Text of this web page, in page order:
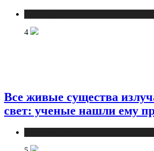
4
Все живые существа
свет: ученые нашли ему